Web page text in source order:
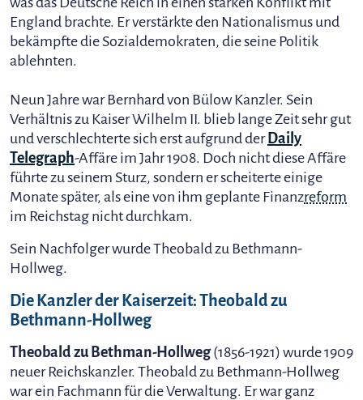
England brachte. Er verstärkte den Nationalismus und
bekämpfte die Sozialdemokraten, die seine Politik
ablehnten.
Neun Jahre war Bernhard von Bülow Kanzler. Sein
Verhältnis zu Kaiser Wilhelm II. blieb lange Zeit sehr gut
und verschlechterte sich erst aufgrund derDaily
Telegraph-Affäre im Jahr 1908. Doch nicht diese Affäre
führte zu seinem Sturz, sondern er scheiterte einige
Monate später, als eine von ihm geplante Finanzreform
im Reichstag nicht durchkam.
Sein Nachfolger wurde Theobald zu Bethmann-
Hollweg.
Die Kanzler der Kaiserzeit: Theobald zu
Bethmann-Hollweg
Theobald zu Bethman-Hollweg(1856-1921) wurde 1909
neuer Reichskanzler. Theobald zu Bethmann-Hollweg
war ein Fachmann für die Verwaltung. Er war ganz